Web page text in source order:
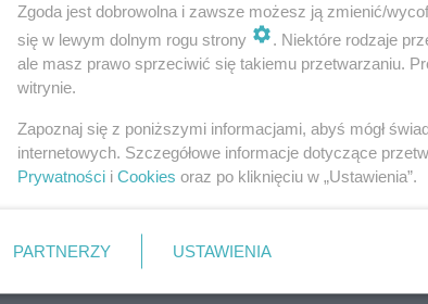
To świetny wynik, jak na początek. Po powrocie
planujemy działać regularnie. Na pewno
sierpnia, bo wiemy już, że kolejne osoby chcą do
przekazać maskotki – mówi mama chłopca.
śląskim przesunięte. Cios w serca
Zgoda jest dobrowolna i zawsze możesz ją zmienić/
się w lewym dolnym rogu strony
. Niektóre rodzaje
ale masz prawo sprzeciwić się takiemu przetwarzaniu.
witrynie.
Zapoznaj się z poniższymi informacjami, abyś mógł
internetowych. Szczegółowe informacje dotyczące
Prywatności i Cookies oraz po kliknięciu w „Ustawienia”.
PARTNERZY USTAWIENIA